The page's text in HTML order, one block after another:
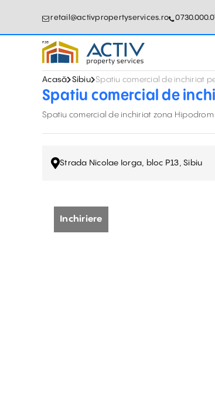
retail@activpropertyservices.ro
Acasă Sibiu Spatiu comercial de inchiriat
Spatiu comercial de
Spatiu comercial de inchiriat zona
Strada Nicolae Iorga, bloc P13, Sibiu
Inchiriere